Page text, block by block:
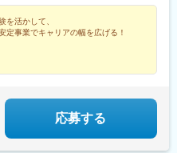
。＝＝＝宅地建物取引士の資格を
給与面で優遇します。【契約社
～※上記には固定残業代、月40時
す。【正社員：入社後6カ月以
残業代、月40時間分（8万2000
致します。
を活かして、
定事業でキャリアの幅を広げる！
応募する